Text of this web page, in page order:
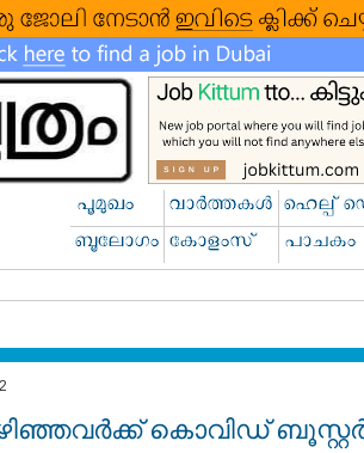
കൊവിഡ്